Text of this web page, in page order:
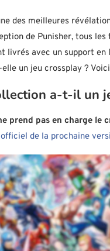
des meilleures
de Punisher, tous
livrés avec un support en
un jeu crossplay ?
a-t-il un
prend pas en charge le
de la prochaine